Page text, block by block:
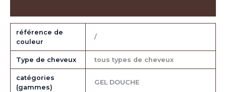
référence de
couleur
/
Type de cheveux tous types de cheveux
catégories
(gammes)
GEL DOUCHE